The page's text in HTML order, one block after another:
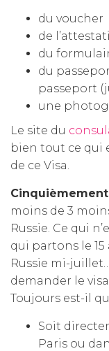
du voucher
de
du
du
passeport
une
Le site du
bien tout ce qui
de ce Visa.
Cinquièmement
moins de 3
Russie. Ce qui
qui partons le
Russie mi-
demander le
Toujours est-il
Soit
Paris ou